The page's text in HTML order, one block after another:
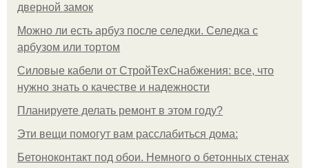
дверной замок
Можно ли есть арбуз после селедки. Селедка с
арбузом или тортом
Силовые кабели от СтройТехСнабжения: все, что
нужно знать о качестве и надежности
Планируете делать ремонт в этом году?
Эти вещи помогут вам расслабиться дома:
Бетоноконтакт под обои. Немного о бетонных стенах